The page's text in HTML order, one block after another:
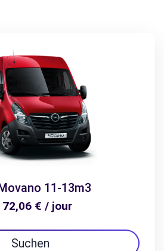
11-13m3
72,06 € / jour
Suchen